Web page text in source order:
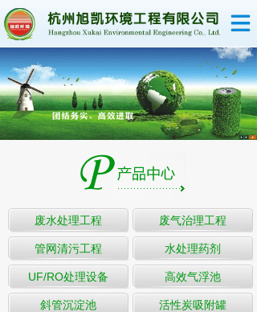
网站首页
关于旭凯
企业荣誉
工程业绩
联系我们
废水处理工程 废气治理工程
管网清污工程 水处理药剂
UF/RO处理设备 高效气浮池
斜管沉淀池 活性炭吸附罐